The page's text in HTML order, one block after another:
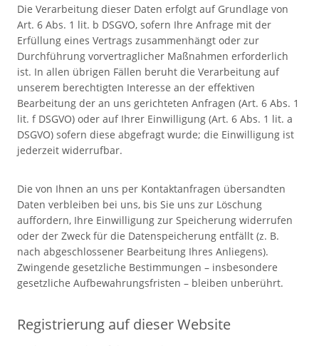
Die Verarbeitung dieser Daten erfolgt auf Grundlage von
Art. 6 Abs. 1 lit. b DSGVO, sofern Ihre Anfrage mit der
Erfüllung eines Vertrags zusammenhängt oder zur
Durchführung vorvertraglicher Maßnahmen erforderlich
ist. In allen übrigen Fällen beruht die Verarbeitung auf
unserem berechtigten Interesse an der effektiven
Bearbeitung der an uns gerichteten Anfragen (Art. 6 Abs. 1
lit. f DSGVO) oder auf Ihrer Einwilligung (Art. 6 Abs. 1 lit. a
DSGVO) sofern diese abgefragt wurde; die Einwilligung ist
jederzeit widerrufbar.
Die von Ihnen an uns per Kontaktanfragen übersandten
Daten verbleiben bei uns, bis Sie uns zur Löschung
auffordern, Ihre Einwilligung zur Speicherung widerrufen
oder der Zweck für die Datenspeicherung entfällt (z. B.
nach abgeschlossener Bearbeitung Ihres Anliegens).
Zwingende gesetzliche Bestimmungen – insbesondere
gesetzliche Aufbewahrungsfristen – bleiben unberührt.
Registrierung auf dieser Website